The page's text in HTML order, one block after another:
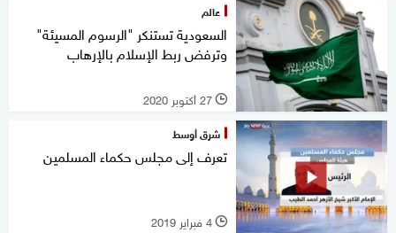
عالم
السعودية تستنكر "الرسوم المسيئة"
وترفض ربط الإسلام بالإرهاب
l 27 أكتوبر 2020
شرق أوسط
تعرف إلى مجلس حكماء المسلمين
l 4 فبراير 2019